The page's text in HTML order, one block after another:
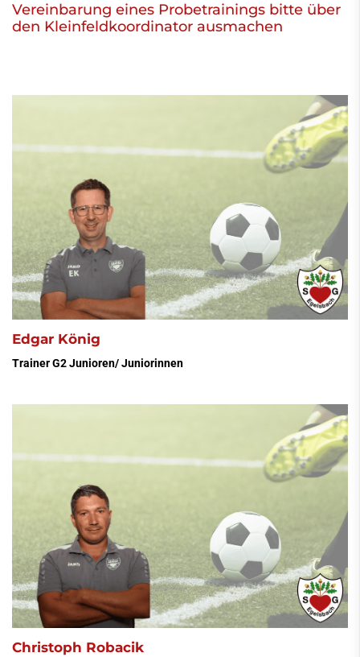
Vereinbarung eines Probetrainings bitte über
den Kleinfeldkoordinator ausmachen
Edgar König
Trainer G2 Junioren/ Juniorinnen
Christoph Robacik